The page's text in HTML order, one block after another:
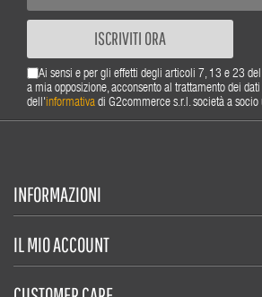
ISCRIVITI ORA
Ai sensi e per gli effetti degli articoli 7, 13 e 23
a mia opposizione, acconsento al trattamento dei
dell'informativa di G2commerce s.r.l. società a socio
INFORMAZIONI
IL MIO ACCOUNT